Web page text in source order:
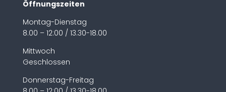
Öffnungszeiten
Montag-Dienstag
8.00 – 12:00 / 13.30-18.00
Mittwoch
Geschlossen
Donnerstag-Freitag